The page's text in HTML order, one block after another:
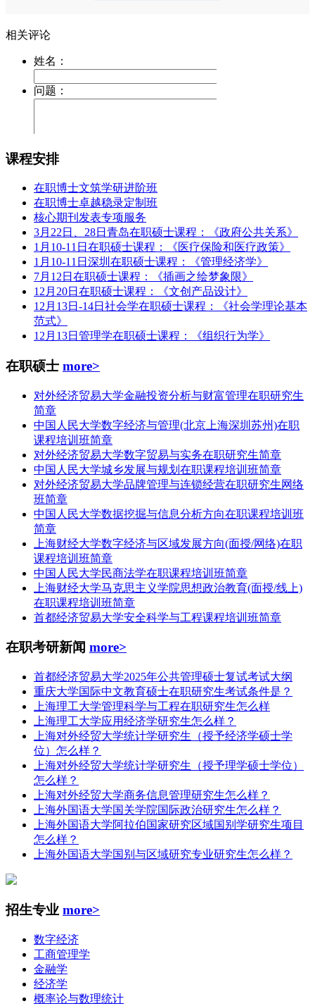
课程安排
在职博士文筑学研进阶班
在职博士卓越稳录定制班
核心期刊发表专项服务
3月22日、28日青岛在职硕士课程：《政府公共关系》
1月10-11日在职硕士课程：《医疗保险和医疗政策》
1月10-11日深圳在职硕士课程：《管理经济学》
7月12日在职硕士课程：《插画之绘梦象限》
12月20日在职硕士课程：《文创产品设计》
12月13日-14日社会学在职硕士课程：《社会学理论基本
范式》
12月13日管理学在职硕士课程：《组织行为学》
在职硕士 more>
对外经济贸易大学金融投资分析与财富管理在职研究生
简章
中国人民大学数字经济与管理(北京上海深圳苏州)在职
课程培训班简章
对外经济贸易大学数字贸易与实务在职研究生简章
中国人民大学城乡发展与规划在职课程培训班简章
对外经济贸易大学品牌管理与连锁经营在职研究生网络
班简章
中国人民大学数据挖掘与信息分析方向在职课程培训班
简章
上海财经大学数字经济与区域发展方向(面授/网络)在职
课程培训班简章
中国人民大学民商法学在职课程培训班简章
上海财经大学马克思主义学院思想政治教育(面授/线上)
在职课程培训班简章
首都经济贸易大学安全科学与工程课程培训班简章
在职考研新闻 more>
首都经济贸易大学2025年公共管理硕士复试考试大纲
重庆大学国际中文教育硕士在职研究生考试条件是？
上海理工大学管理科学与工程在职研究生怎么样
上海理工大学应用经济学研究生怎么样？
上海对外经贸大学统计学研究生（授予经济学硕士学
位）怎么样？
上海对外经贸大学统计学研究生（授予理学硕士学位）
怎么样？
上海对外经贸大学商务信息管理研究生怎么样？
上海外国语大学国关学院国际政治研究生怎么样？
上海外国语大学阿拉伯国家研究区域国别学研究生项目
怎么样？
上海外国语大学国别与区域研究专业研究生怎么样？
招生专业 more>
数字经济
工商管理学
金融学
经济学
概率论与数理统计